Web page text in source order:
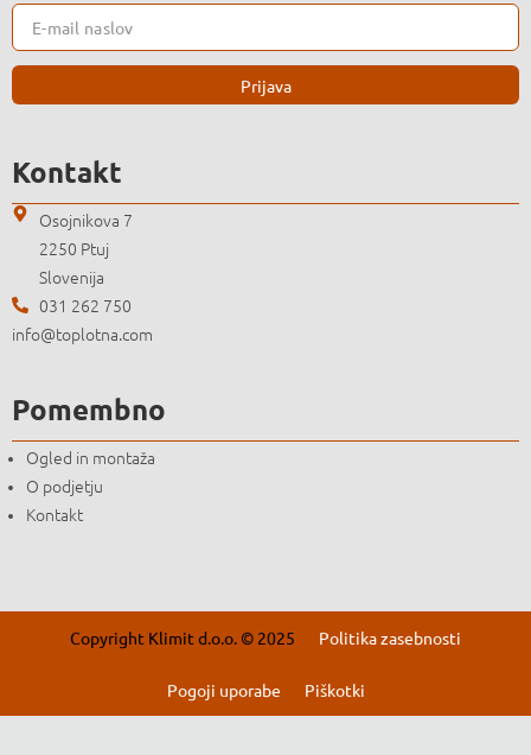
Prijava
Kontakt
Osojnikova 7
2250 Ptuj
Slovenija
031 262 750
info@toplotna.com
Pomembno
Ogled in montaža
O podjetju
Kontakt
Copyright Klimit d.o.o. © 2025 Politika zasebnosti
Pogoji uporabe Piškotki